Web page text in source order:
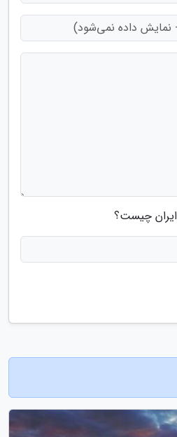
ایران چیست؟